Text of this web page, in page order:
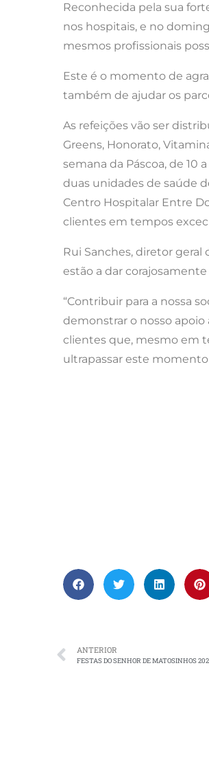
Reconhecida pela sua
nos hospitais, e no
mesmos profissionais
Este é o momento de
também de ajudar os
As refeições vão ser
Greens, Honorato,
semana da Páscoa, de 10
duas unidades de saúde
Centro Hospitalar Entre
clientes em tempos
Rui Sanches, diretor
estão a dar
“Contribuir para a nossa
demonstrar o nosso apoio
clientes que, mesmo em
ultrapassar este momento
ANTERIOR
FESTAS DO SENHOR DE MATOSINHOS